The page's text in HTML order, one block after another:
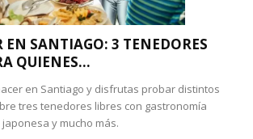
EN SANTIAGO: 3 TENEDORES
QUIENES...
en Santiago y disfrutas probar distintos
tres tenedores libres con gastronomía
y mucho más.